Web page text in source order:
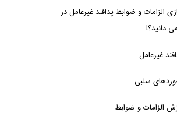
الزامات و ضوابط پدافند غیرعامل در
دانید؟!
غیرعامل
سلبی
الزامات و ضوابط